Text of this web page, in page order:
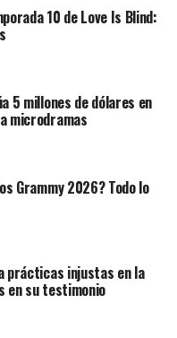
10 de Love Is Blind:
5 millones de dólares en
microdramas
Grammy 2026? Todo lo
prácticas injustas en la
en su testimonio